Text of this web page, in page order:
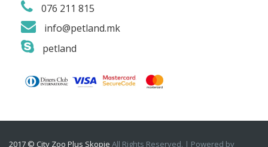
076 211 815
info@petland.mk
petland
2017 © City Zoo Plus Skopje All Rights Reserved. | Powered by